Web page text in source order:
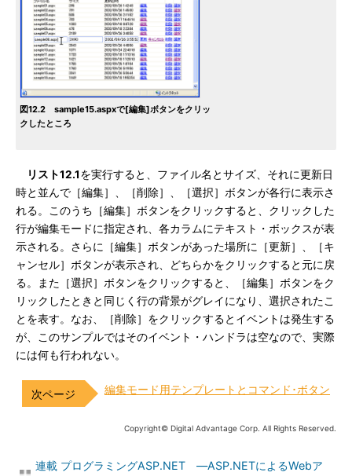
図12.2 sample15.aspxで[編集]ボタンをクリッ
クしたところ
リスト12.1を実行すると、ファイル名とサイズ、それに更新日
時と並んで［編集］、［削除］、［選択］ボタンが各行に表示さ
れる。このうち［編集］ボタンをクリックすると、クリックした
行が編集モードに指定され、各カラムにテキスト・ボックスが表
示される。さらに［編集］ボタンがあった場所に［更新］、［キ
ャンセル］ボタンが表示され、どちらかをクリックすると元に戻
る。また［選択］ボタンをクリックすると、［編集］ボタンをク
リックしたときと同じく行の背景がグレイになり、選択されたこ
とを表す。なお、［削除］をクリックするとイベントは発生する
が、このサンプルではそのイベント・ハンドラは空なので、実際
には何も行われない。
編集モード用テンプレートとコマンド･ボタン
Copyright© Digital Advantage Corp. All Rights Reserved.
連載 プログラミングASP.NET ―ASP.NETによるWebア